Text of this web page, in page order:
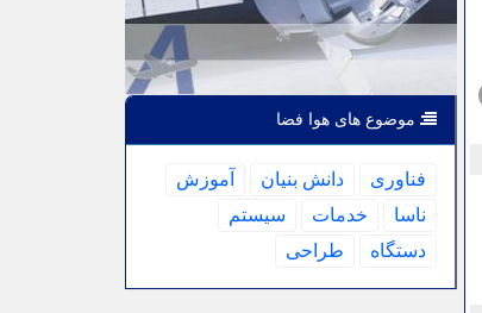
موضوع های هوا فضا
فناوری دانش بنیان
آموزش
ناسا
خدمات
سیستم
دستگاه
طراحی